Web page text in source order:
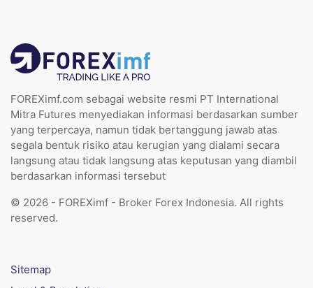
FOREXimf.com sebagai website resmi PT International
Mitra Futures menyediakan informasi berdasarkan sumber
yang terpercaya, namun tidak bertanggung jawab atas
segala bentuk risiko atau kerugian yang dialami secara
langsung atau tidak langsung atas keputusan yang diambil
berdasarkan informasi tersebut
© 2026 - FOREXimf - Broker Forex Indonesia. All rights
reserved.
Sitemap